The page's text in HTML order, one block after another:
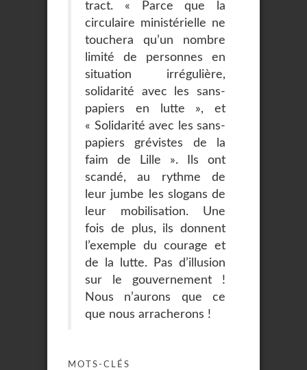
tract. « Parce que la
circulaire ministérielle ne
touchera qu’un nombre
limité de personnes en
situation irrégulière,
solidarité avec les sans-
papiers en lutte », et
« Solidarité avec les sans-
papiers grévistes de la
faim de Lille ». Ils ont
scandé, au rythme de
leur jumbe les slogans de
leur mobilisation. Une
fois de plus, ils donnent
l’exemple du courage et
de la lutte. Pas d’illusion
sur le gouvernement !
Nous n’aurons que ce
que nous arracherons !
MOTS-CLÉS